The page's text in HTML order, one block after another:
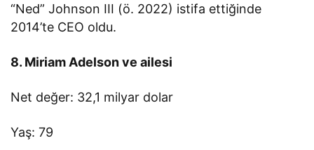
“Ned” Johnson III (ö. 2022) istifa ettiğinde
2014’te CEO oldu.
8. Miriam Adelson ve ailesi
Net değer: 32,1 milyar dolar
Yaş: 79